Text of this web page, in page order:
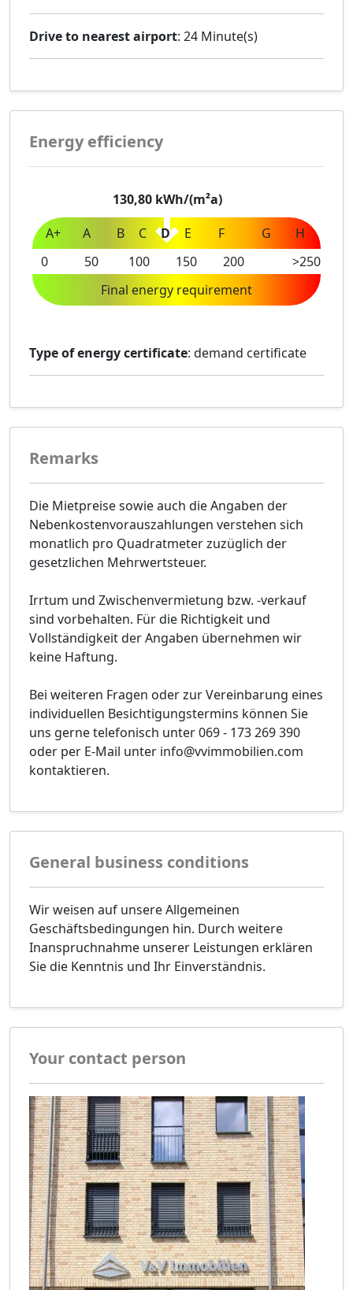
Drive to nearest airport: 24 Minute(s)
Energy efficiency
A+ A B C D E F G H
130,80 kWh/(m²a)
0 50 100 150 200
>250
Final energy requirement
Type of energy certificate: demand certificate
Remarks
Die Mietpreise sowie auch die Angaben der
Nebenkostenvorauszahlungen verstehen sich
monatlich pro Quadratmeter zuzüglich der
gesetzlichen Mehrwertsteuer.
Irrtum und Zwischenvermietung bzw. -verkauf
sind vorbehalten. Für die Richtigkeit und
Vollständigkeit der Angaben übernehmen wir
keine Haftung.
Bei weiteren Fragen oder zur Vereinbarung eines
individuellen Besichtigungstermins können Sie
uns gerne telefonisch unter 069 - 173 269 390
oder per E-Mail unter info@vvimmobilien.com
kontaktieren.
General business conditions
Wir weisen auf unsere Allgemeinen
Geschäftsbedingungen hin. Durch weitere
Inanspruchnahme unserer Leistungen erklären
Sie die Kenntnis und Ihr Einverständnis.
Your contact person